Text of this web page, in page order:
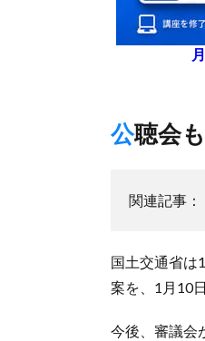
公聴
関連記事：
国土交通省は
案を、1月10
今後、審議会